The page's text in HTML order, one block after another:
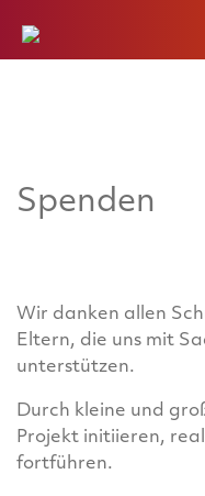
Spenden
Wir danken allen
Eltern, die uns mit
unterstützen.
Durch kleine und
Projekt initiieren,
fortführen.